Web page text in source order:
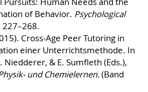
of Behavior. Psychological
227–268.
Cross-Age Peer Tutoring in
einer Unterrichtsmethode. In
Niedderer, & E. Sumfleth (Eds.),
und Chemielernen.(Band